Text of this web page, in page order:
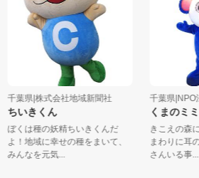
千葉県|株式会社地域新聞社
ちいきくん
ぼくは種の妖精ちいきくんだ
よ！地域に幸せの種をまいて、
みんなを元気...
千葉県
くまの
きこえ
まわり
さんい